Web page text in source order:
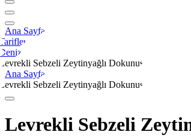
Ana Sayfa
Sebzeli Zeytinyağlı Dokunuş
Ana Sayfa
Sebzeli Zeytinyağlı Dokunuş
Levrekli Sebzeli